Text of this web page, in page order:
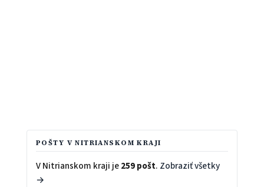
POŠTY V NITRIANSKOM KRAJI
V Nitrianskom kraji je259 pošt. Zobraziť všetky
→